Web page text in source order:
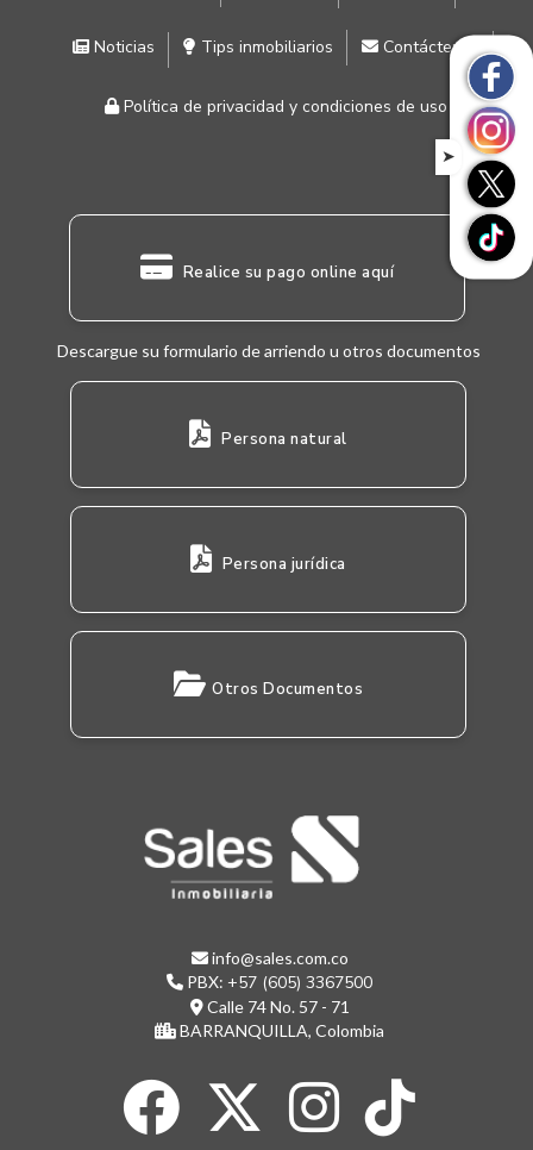
Noticias Tips inmobiliarios Contáctenos
Política de privacidad y condiciones de uso
Realice su pago online aquí
Descargue su formulario de arriendo u otros documentos
Persona natural
Persona jurídica
Otros Documentos
info@sales.com.co
PBX: +57 (605) 3367500
Calle 74 No. 57 - 71
BARRANQUILLA, Colombia
➤